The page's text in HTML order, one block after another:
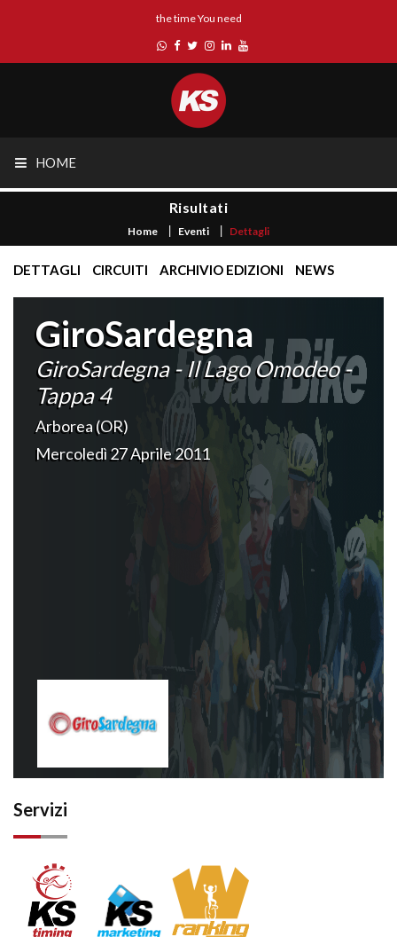
the time You need
HOME
Risultati
Home Eventi Dettagli
DETTAGLI CIRCUITI ARCHIVIO EDIZIONI NEWS
GiroSardegna
GiroSardegna - Il Lago Omodeo -
Tappa 4
Arborea (OR)
Mercoledì 27 Aprile 2011
Servizi